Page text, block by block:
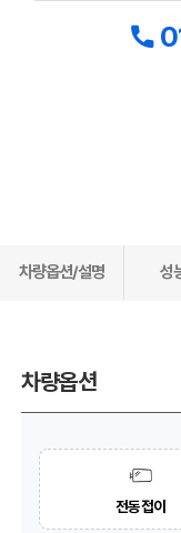
차량옵션/설명 성
차량옵션
전동접이